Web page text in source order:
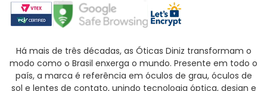
Há mais de três décadas, as Óticas Diniz transformam o
modo como o Brasil enxerga o mundo. Presente em todo o
país, a marca é referência em óculos de grau, óculos de
sol e lentes de contato, unindo tecnologia óptica, design e